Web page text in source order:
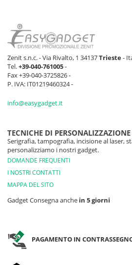
Zenit s.n.c. - Via Rivalto, 1 34137Trieste-
Tel.+39-040-761005-
Fax +39-040-3725826 -
P. IVA: IT01219460324 -
info@easygadget.it
TECNICHE DI PERSONALIZZAZIONE
Serigrafia, tampografia, incisione al laser,
personalizziamo i nostri gadget.
DOMANDE FREQUENTI
I NOSTRI CONTATTI
MAPPA DEL SITO
Gadget Consegna anche in 5 giorni
PAGAMENTO IN